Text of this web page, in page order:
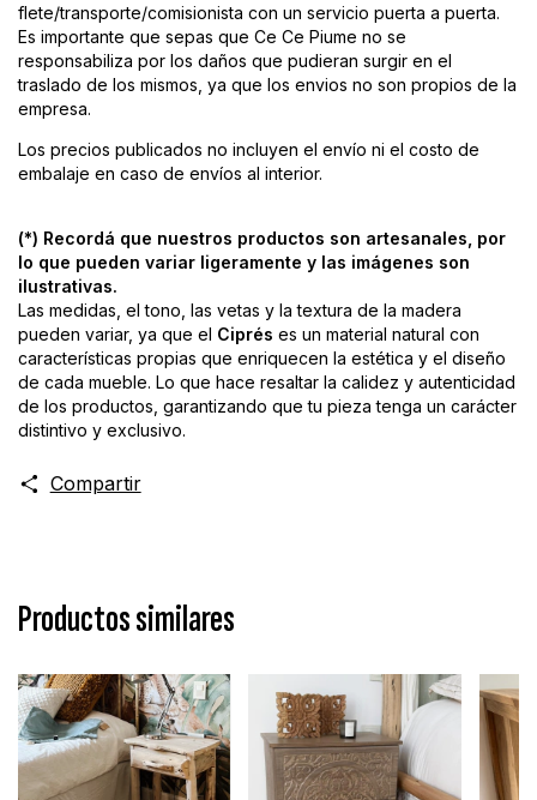
flete/transporte/comisionista con un servicio puerta a puerta.
Es importante que sepas que Ce Ce Piume no se
responsabiliza por los daños que pudieran surgir en el
traslado de los mismos, ya que los envios no son propios de la
empresa.
Los precios publicados no incluyen el envío ni el costo de
embalaje en caso de envíos al interior.
(*) Recordá que nuestros productos son artesanales, por
lo que pueden variar ligeramente y las imágenes son
ilustrativas.
Las medidas, el tono, las vetas y la textura de la madera
pueden variar, ya que el Ciprés es un material natural con
características propias que enriquecen la estética y el diseño
de cada mueble. Lo que hace resaltar la calidez y autenticidad
de los productos, garantizando que tu pieza tenga un carácter
distintivo y exclusivo.
Compartir
Productos similares